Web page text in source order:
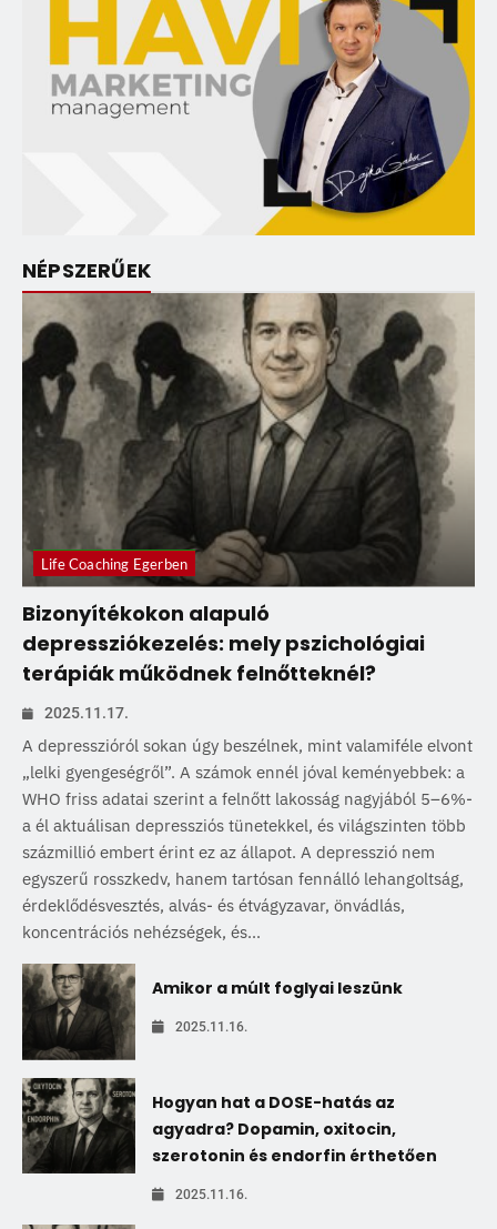
NÉPSZERŰEK
Life Coaching Egerben
Bizonyítékokon alapuló
depressziókezelés: mely pszichológiai
terápiák működnek felnőtteknél?
2025.11.17.
A depresszióról sokan úgy beszélnek, mint valamiféle elvont
„lelki gyengeségről”. A számok ennél jóval keményebbek: a
WHO friss adatai szerint a felnőtt lakosság nagyjából 5–6%-
a él aktuálisan depressziós tünetekkel, és világszinten több
százmillió embert érint ez az állapot. A depresszió nem
egyszerű rosszkedv, hanem tartósan fennálló lehangoltság,
érdeklődésvesztés, alvás- és étvágyzavar, önvádlás,
koncentrációs nehézségek, és...
Amikor a múlt foglyai leszünk
2025.11.16.
Hogyan hat a DOSE-hatás az
agyadra? Dopamin, oxitocin,
szerotonin és endorfin érthetően
2025.11.16.